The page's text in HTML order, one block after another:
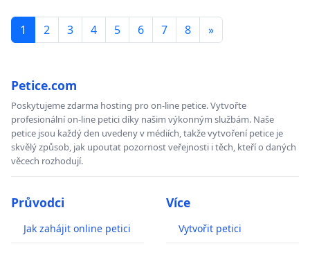
1 2 3 4 5 6 7 8 »
Petice.com
Poskytujeme zdarma hosting pro on-line petice. Vytvořte
profesionální on-line petici díky našim výkonným službám. Naše
petice jsou každý den uvedeny v médiích, takže vytvoření petice je
skvělý způsob, jak upoutat pozornost veřejnosti i těch, kteří o daných
věcech rozhodují.
Průvodci
Jak zahájit online petici
Více
Vytvořit petici